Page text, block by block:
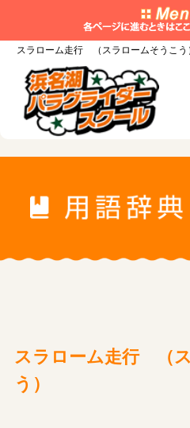
スラローム走行 （スラロームそうこう
スラローム走行 （
う）